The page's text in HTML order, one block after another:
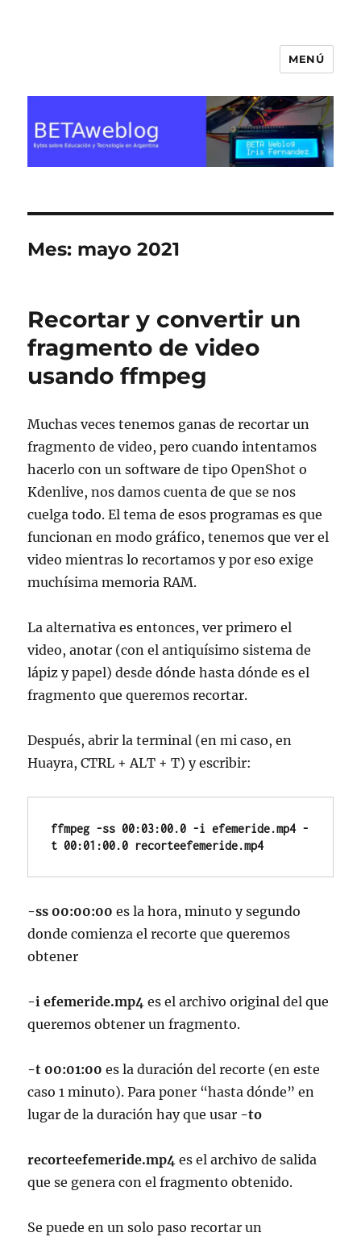
MENÚ
Mes: mayo 2021
Recortar y convertir un
fragmento de video
usando ffmpeg
Muchas veces tenemos ganas de recortar un
fragmento de video, pero cuando intentamos
hacerlo con un software de tipo OpenShot o
Kdenlive, nos damos cuenta de que se nos
cuelga todo. El tema de esos programas es que
funcionan en modo gráfico, tenemos que ver el
video mientras lo recortamos y por eso exige
muchísima memoria RAM.
La alternativa es entonces, ver primero el
video, anotar (con el antiquísimo sistema de
lápiz y papel) desde dónde hasta dónde es el
fragmento que queremos recortar.
Después, abrir la terminal (en mi caso, en
Huayra, CTRL + ALT + T) y escribir:
ffmpeg -ss 00:03:00.0 -i efemeride.mp4 -
t 00:01:00.0 recorteefemeride.mp4
-ss 00:00:00 es la hora, minuto y segundo
donde comienza el recorte que queremos
obtener
-i efemeride.mp4 es el archivo original del que
queremos obtener un fragmento.
-t 00:01:00 es la duración del recorte (en este
caso 1 minuto). Para poner “hasta dónde” en
lugar de la duración hay que usar -to
recorteefemeride.mp4es el archivo de salida
que se genera con el fragmento obtenido.
Se puede en un solo paso recortar un